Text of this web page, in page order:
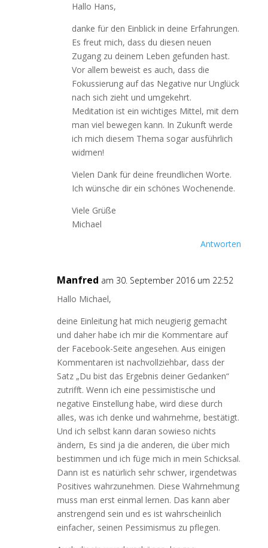
Hallo Hans,
danke für den Einblick in deine Erfahrungen.
Es freut mich, dass du diesen neuen
Zugang zu deinem Leben gefunden hast.
Vor allem beweist es auch, dass die
Fokussierung auf das Negative nur Unglück
nach sich zieht und umgekehrt.
Meditation ist ein wichtiges Mittel, mit dem
man viel bewegen kann. In Zukunft werde
ich mich diesem Thema sogar ausführlich
widmen!
Vielen Dank für deine freundlichen Worte.
Ich wünsche dir ein schönes Wochenende.
Viele Grüße
Michael
Antworten
Manfred am 30. September 2016 um 22:52
Hallo Michael,
deine Einleitung hat mich neugierig gemacht
und daher habe ich mir die Kommentare auf
der Facebook-Seite angesehen. Aus einigen
Kommentaren ist nachvollziehbar, dass der
Satz „Du bist das Ergebnis deiner Gedanken“
zutrifft. Wenn ich eine pessimistische und
negative Einstellung habe, wird diese durch
alles, was ich denke und wahrnehme, bestätigt.
Und ich selbst kann daran sowieso nichts
ändern, Es sind ja die anderen, die über mich
bestimmen und ich füge mich in mein Schicksal.
Dann ist es natürlich sehr schwer, irgendetwas
Positives wahrzunehmen. Diese Wahrnehmung
muss man erst einmal lernen. Das kann aber
anstrengend sein und es ist wahrscheinlich
einfacher, seinen Pessimismus zu pflegen.